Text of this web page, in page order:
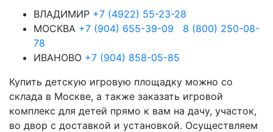
ВЛАДИМИР +7 (4922) 55-23-28
МОСКВА +7 (904) 655-39-09
8 (800) 250-08-
78
ИВАНОВО +7 (904) 858-05-85
Купить детскую игровую площадку можно со
склада в Москве, а также заказать игровой
комплекс для детей прямо к вам на дачу, участок,
во двор с доставкой и установкой. Осуществляем